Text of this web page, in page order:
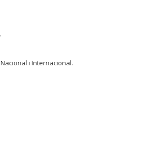
i Internacional.